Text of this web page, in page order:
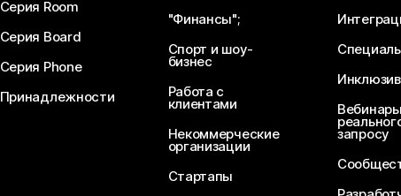
Серия Room
Серия Board
Серия Phone
Принадлежности
"Финансы";
Спорт и шоу-
бизнес
Работа с
клиентами
Некоммерческие
организации
Стартапы
запросу